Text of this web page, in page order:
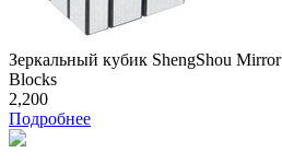
Зеркальный кубик ShengShou Mirror
Blocks
2,200
Подробнее